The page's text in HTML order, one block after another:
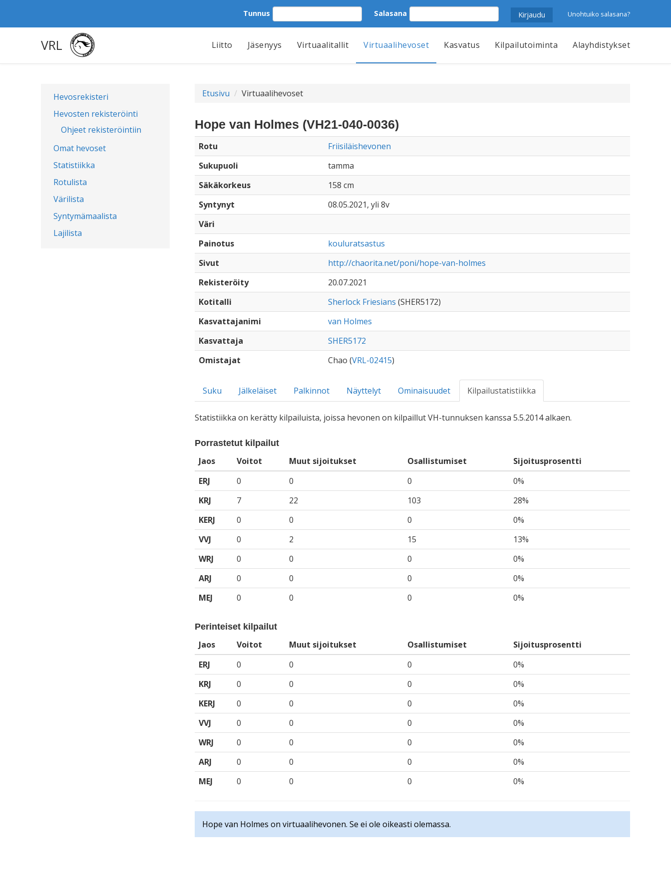
Tunnus Salasana Unohtuiko salasana?
VRL Liitto Jäsenyys Virtuaalitallit Virtuaalihevoset Kasvatus Kilpailutoiminta Alayhdistykset
Hevosrekisteri
Hevosten rekisteröinti
Ohjeet rekisteröintiin
Omat hevoset
Statistiikka
Rotulista
Värilista
Syntymämaalista
Lajilista
Etusivu Virtuaalihevoset
Hope van Holmes (VH21-040-0036)
Rotu
Friisiläishevonen
Sukupuoli
tamma
Säkäkorkeus
158 cm
Syntynyt
08.05.2021, yli 8v
Väri
Painotus
kouluratsastus
Sivut
http://chaorita.net/poni/hope-van-holmes
Rekisteröity
20.07.2021
Kotitalli
Sherlock Friesians (SHER5172)
Kasvattajanimi
van Holmes
Kasvattaja
SHER5172
Omistajat
Chao (VRL-02415)
Suku Jälkeläiset Palkinnot Näyttelyt Ominaisuudet Kilpailustatistiikka
Statistiikka on kerätty kilpailuista, joissa hevonen on kilpaillut VH-tunnuksen kanssa 5.5.2014 alkaen.
Porrastetut kilpailut
Jaos Voitot Muut sijoitukset Osallistumiset
Sijoitusprosentti
ERJ
0 0 0
0%
KRJ
7 22 103
28%
KERJ
0 0 0
0%
VVJ
0 2 15
13%
WRJ
0 0 0
0%
ARJ
0 0 0
0%
MEJ
0 0 0 0%
Perinteiset kilpailut
Jaos Voitot Muut sijoitukset Osallistumiset
Sijoitusprosentti
ERJ
0 0 0
0%
KRJ
0 0 0
0%
KERJ
0 0 0
0%
VVJ
0 0 0
0%
WRJ
0 0 0
0%
ARJ
0 0 0
0%
MEJ
0 0 0 0%
Hope van Holmes on virtuaalihevonen. Se ei ole oikeasti olemassa.